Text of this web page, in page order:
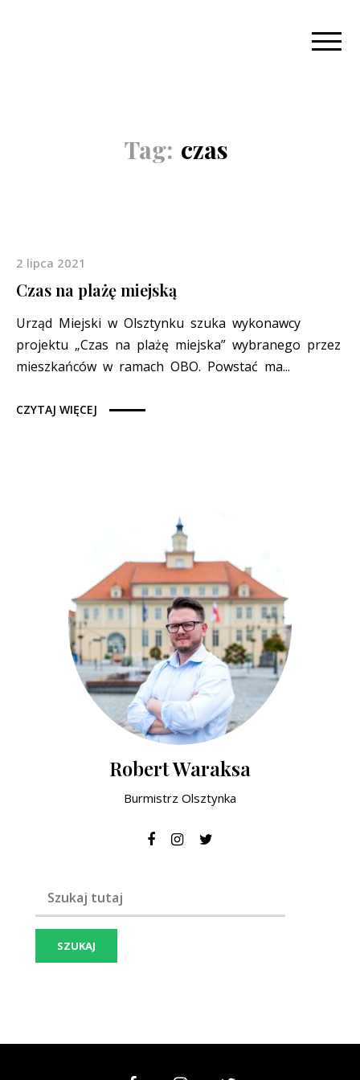
Tag: czas
2 lipca 2021
Czas na plażę miejską
Urząd Miejski w Olsztynku szuka wykonawcy
projektu „Czas na plażę miejska” wybranego przez
mieszkańców w ramach OBO. Powstać ma...
CZYTAJ WIĘCEJ
Robert Waraksa
Burmistrz Olsztynka
Szukaj frazy: